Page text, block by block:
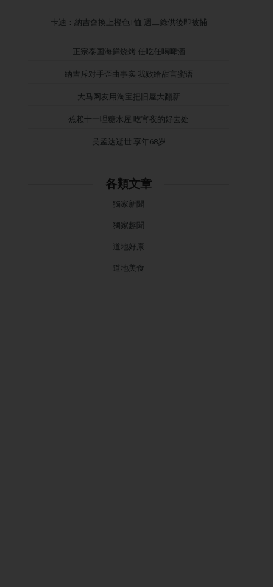
卡迪：納吉會換上橙色T恤 週二錄供後即被捕
正宗泰国海鲜烧烤 任吃任喝啤酒
纳吉斥对手歪曲事实 我败给甜言蜜语
大马网友用淘宝把旧屋大翻新
蕉赖十一哩糖水屋 吃宵夜的好去处
吴孟达逝世 享年68岁
各類文章
獨家新聞
獨家趣聞
道地好康
道地美食